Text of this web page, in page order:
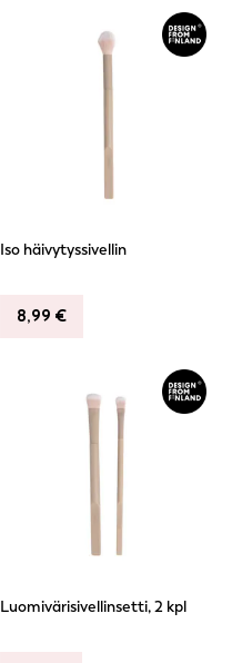
Iso häivytyssivellin
8,99 €
Luomivärisivellinsetti, 2 kpl